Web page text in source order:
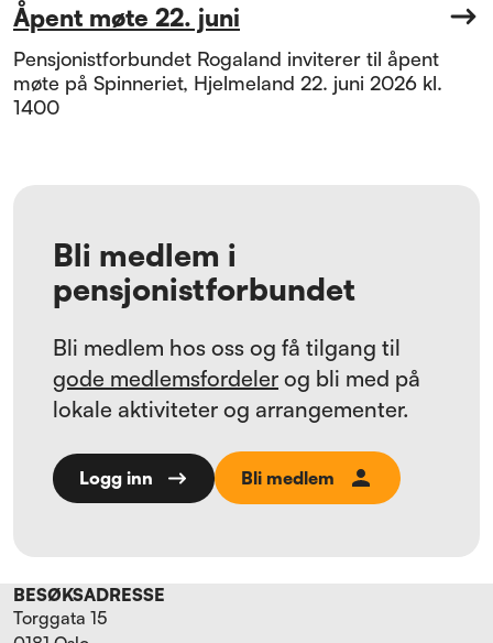
Åpent møte 22. juni
Pensjonistforbundet Rogaland inviterer til åpent
møte på Spinneriet, Hjelmeland 22. juni 2026 kl.
1400
Bli medlem i
pensjonistforbundet
Bli medlem hos oss og få tilgang til
gode medlemsfordeler og bli med på
lokale aktiviteter og arrangementer.
Logg inn Bli medlem
BESØKSADRESSE
Torggata 15